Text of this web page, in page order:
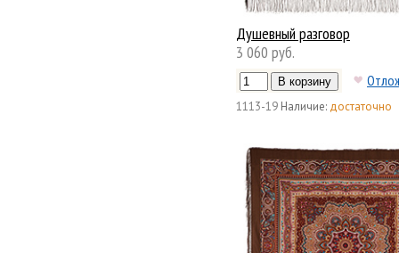
Душевный разговор
3 060 руб.
1113-19 Наличие: достаточно